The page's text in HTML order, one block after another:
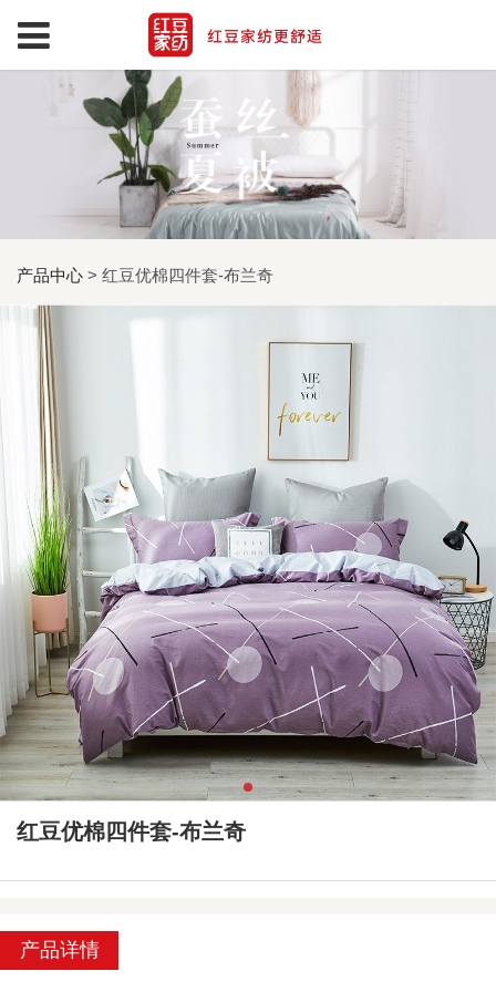
产品中心 >红豆优棉四件套-布兰奇
红豆优棉四件套-布兰奇
产品详情